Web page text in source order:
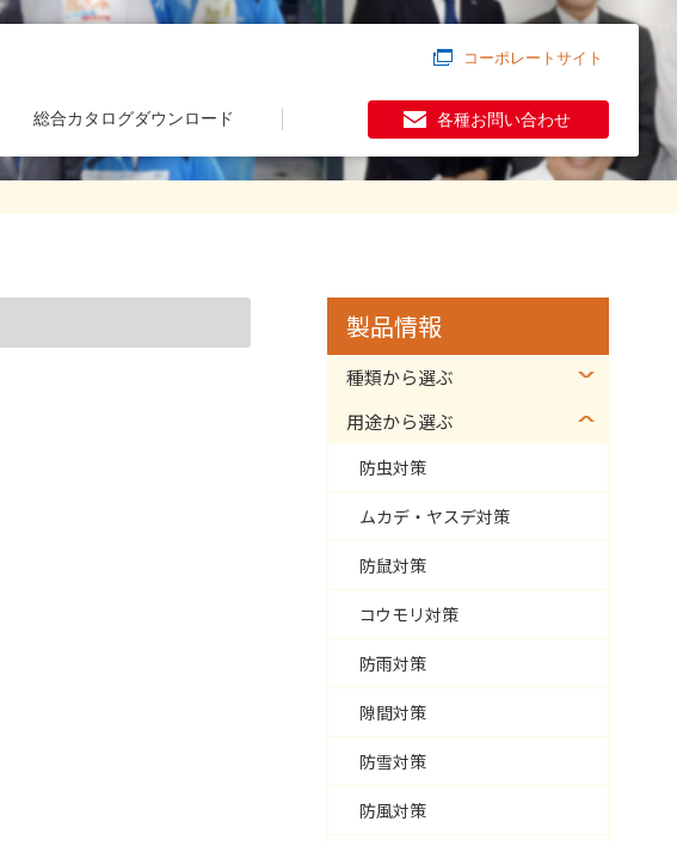
コーポレートサイト
総合カタログダウンロード 各種お問い合わせ
製品情報
種類から選ぶ
用途から選ぶ
防虫対策
ムカデ・ヤスデ対策
防鼠対策
コウモリ対策
防雨対策
隙間対策
防雪対策
防風対策